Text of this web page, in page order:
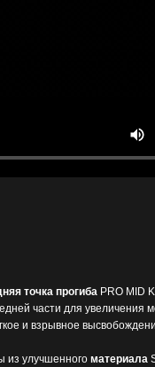
точка прогиба PRO MID
части для увеличения
и взрывное
из улучшенного материала